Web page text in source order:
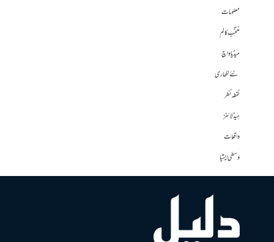
معلومات
منتخب کالم
میڈیا واچ
نئے لکھاری
نقطہ نظر
ہیڈلائنز
واقعات
وسطی ایشیا